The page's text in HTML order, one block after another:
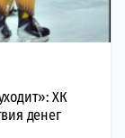
ХК
денег